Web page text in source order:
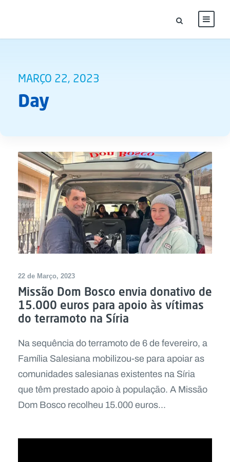
MARÇO 22, 2023
Day
22 de Março, 2023
Missão Dom Bosco envia donativo de
15.000 euros para apoio às vítimas
do terramoto na Síria
Na sequência do terramoto de 6 de fevereiro, a
Família Salesiana mobilizou-se para apoiar as
comunidades salesianas existentes na Síria
que têm prestado apoio à população. A Missão
Dom Bosco recolheu 15.000 euros...